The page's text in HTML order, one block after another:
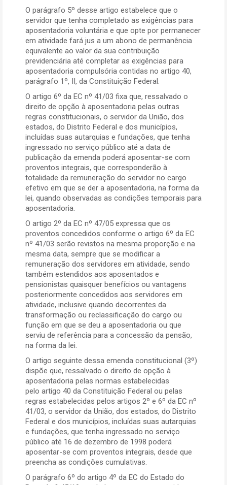
O parágrafo 5º desse artigo estabelece que o
servidor que tenha completado as exigências para
aposentadoria voluntária e que opte por permanecer
em atividade fará jus a um abono de permanência
equivalente ao valor da sua contribuição
previdenciária até completar as exigências para
aposentadoria compulsória contidas no artigo 40,
parágrafo 1º, II, da Constituição Federal.
O artigo 6º da EC nº 41/03 fixa que, ressalvado o
direito de opção à aposentadoria pelas outras
regras constitucionais, o servidor da União, dos
estados, do Distrito Federal e dos municípios,
incluídas suas autarquias e fundações, que tenha
ingressado no serviço público até a data de
publicação da emenda poderá aposentar-se com
proventos integrais, que corresponderão à
totalidade da remuneração do servidor no cargo
efetivo em que se der a aposentadoria, na forma da
lei, quando observadas as condições temporais para
aposentadoria.
O artigo 2º da EC nº 47/05 expressa que os
proventos concedidos conforme o artigo 6º da EC
nº 41/03 serão revistos na mesma proporção e na
mesma data, sempre que se modificar a
remuneração dos servidores em atividade, sendo
também estendidos aos aposentados e
pensionistas quaisquer benefícios ou vantagens
posteriormente concedidos aos servidores em
atividade, inclusive quando decorrentes da
transformação ou reclassificação do cargo ou
função em que se deu a aposentadoria ou que
serviu de referência para a concessão da pensão,
na forma da lei.
O artigo seguinte dessa emenda constitucional (3º)
dispõe que, ressalvado o direito de opção à
aposentadoria pelas normas estabelecidas
pelo artigo 40 da Constituição Federal ou pelas
regras estabelecidas pelos artigos 2º e 6º da EC nº
41/03, o servidor da União, dos estados, do Distrito
Federal e dos municípios, incluídas suas autarquias
e fundações, que tenha ingressado no serviço
público até 16 de dezembro de 1998 poderá
aposentar-se com proventos integrais, desde que
preencha as condições cumulativas.
O parágrafo 6º do artigo 4º da EC do Estado do